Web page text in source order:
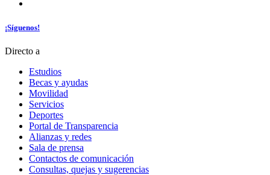
¡Síguenos!
Directo a
Estudios
Becas y ayudas
Movilidad
Servicios
Deportes
Portal de Transparencia
Alianzas y redes
Sala de prensa
Contactos de comunicación
Consultas, quejas y sugerencias